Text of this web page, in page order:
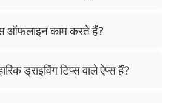
ऑफलाइन काम करते हैं?
ड्राइविंग टिप्स वाले ऐप्स हैं?